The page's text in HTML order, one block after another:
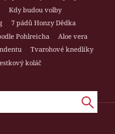
Kdy budou volby
7 pádů Honzy Dědka
Pohlreicha
Aloe vera
Tvarohové knedlíky
koláč